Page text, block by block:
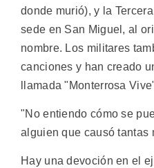
donde murió), y la
sede en San Miguel, al
nombre. Los militares
canciones y han creado
llamada "Monterrosa
"No entiendo cómo se
alguien que causó tantas
Hay una devoción en el